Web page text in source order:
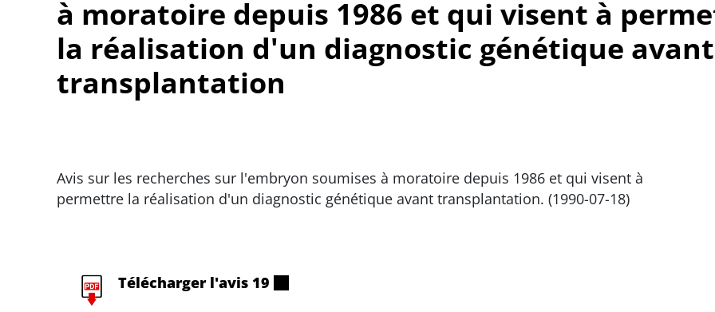
à moratoire depuis 1986 et qui visent à
la réalisation d'un diagnostic génétique avant
transplantation
Avis sur les recherches sur l'embryon soumises à moratoire depuis 1986 et qui visent à
permettre la réalisation d'un diagnostic génétique avant transplantation. (1990-07-18)
Télécharger l'avis 19